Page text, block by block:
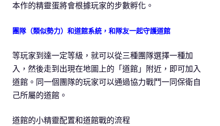
本作的精靈蛋將會根據玩家的步數孵化。
團隊（類似勢力）和道館系統，和隊友一起守護道館
等玩家到達一定等級，就可以從三種團隊選擇一種加
入，然後走到出現在地圖上的「道館」附近，即可加入
道館。同一個團隊的玩家可以通過協力戰鬥一同保衛自
己所屬的道館。
道館的小精靈配置和道館戰的流程